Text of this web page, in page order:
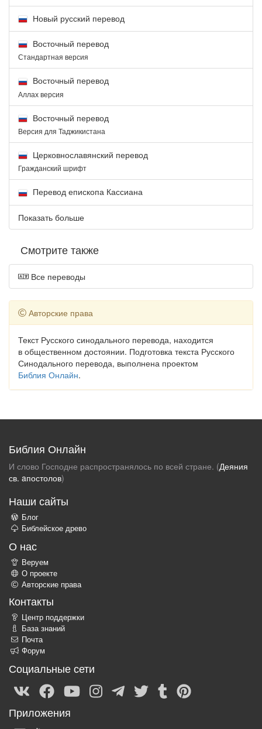
Новый русский перевод
Восточный перевод
Стандартная версия
Восточный перевод
Аллах версия
Восточный перевод
Версия для Таджикистана
Церковнославянский перевод
Гражданский шрифт
Перевод епископа Кассиана
Показать больше
Смотрите также
Все переводы
Авторские права
Текст Русского синодального перевода, находится
в общественном достоянии. Подготовка текста Русского
Синодального перевода, выполнена проектом
Библия Онлайн.
Библия Онлайн
И слово Господне распространялось по всей стране. (Деяния
св. aпостолов)
Наши сайты
Блог
Библейское древо
О нас
Веруем
О проекте
Авторские права
Контакты
Центр поддержки
База знаний
Почта
Форум
Социальные сети
Приложения